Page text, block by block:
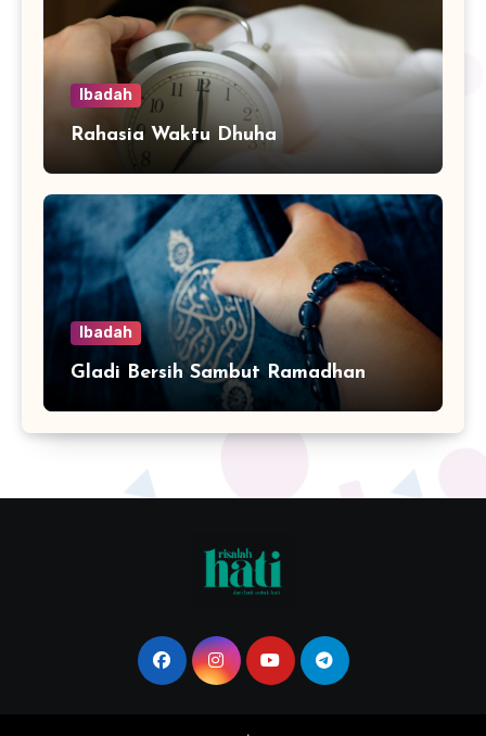
Ibadah
Rahasia Waktu Dhuha
Ibadah
Gladi Bersih Sambut Ramadhan